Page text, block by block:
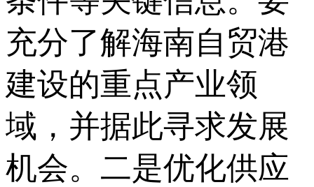
充分了解海南自贸港
建设的重点产业领
域，并据此寻求发展
机会。二是优化供应